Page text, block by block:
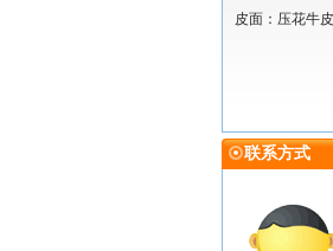
皮面：压花牛
联系方式